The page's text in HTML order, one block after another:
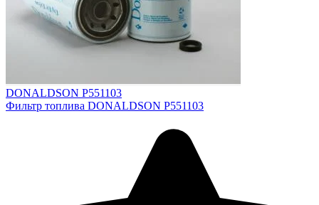
DONALDSON P551103
Фильтр топлива DONALDSON P551103